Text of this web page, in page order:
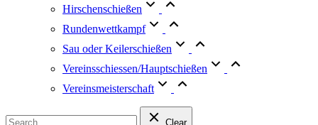
Hirschenschießen
Rundenwettkampf
Sau oder Keilerschießen
Vereinsschiessen/Hauptschießen
Vereinsmeisterschaft
Clear